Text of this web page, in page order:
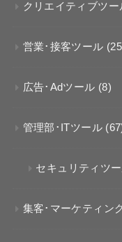
クリエイティブツー
営業･接客ツール
広告･Adツール (8)
管理部･ITツール
セキュリティツ
集客･マーケティン